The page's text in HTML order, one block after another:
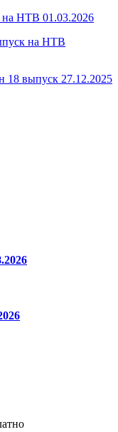
НТВ 01.03.2026
на НТВ
18 выпуск 27.12.2025